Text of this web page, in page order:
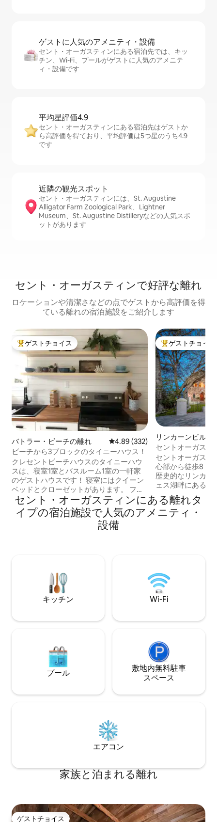
ゲストに人⁠気⁠のア⁠メ⁠ニ⁠テ⁠ィ・設⁠備
セント・オーガスティンにある宿泊先では、キッ
チン、Wi-Fi、プールがゲストに人気のアメニテ
ィ・設備です
平均星評価4.9
セント・オーガスティンにある宿泊先はゲストか
ら高評価を得ており、平均評価は5つ星のうち4.9
です
近隣の観光ス⁠ポ⁠ッ⁠ト
セント・オーガスティンには、St. Augustine
Alligator Farm Zoological Park、Lightner
Museum、St. Augustine Distilleryなどの人気スポ
ットがあります
セント・オーガスティンで好評な離れ
ロケーションや清潔さなどの点でゲストから高評価を得
ている離れの宿泊施設をご紹介します
大好評のゲストチョイスです。
ゲストチョイス
バトラー・ビーチの離れ レビュー332件、5つ星中4.89つ
4.89 (332)
ビーチから3ブロックのタイニーハウス！
クレセントビーチハウスのタイニーハウ
スは、寝室1室とバスルーム1室の一軒家
のゲストハウスです！ 寝室にはクイーン
ベッドとクローゼットがあります。 フル
サイズのコンロ・オーブン・キューリ
グ・電子レンジを備えた素晴らしいキッ
チンがあります。Wi-Fiと大型スマートテ
レビはご自身で購入する必要がありま
先にはボードウォークのビーチアクセス
があります！このタイニーハウスは、別
のAirbnbである2階建ての家に隣接してい
大好評のゲスト
ゲストチョイス
リンカーンビルの
セントオーガステ
タウンにあるスト
セントオーガステ
心部から徒歩8 ～
歴史的なリンカー
ェス湖畔にあるス
ジへようこそ。
中心部から徒歩8
カーンビルにあ
てを楽しむための
ックな休暇に最適
セント・オーガスティンにある離れタ
イプの宿泊施設で人気のアメニティ・
設備
キッチン Wi-Fi
プール
敷地内無料駐⁠車
ス⁠ペ⁠ー⁠ス
エアコン
家族と泊まれる離れ
ゲストチョイス